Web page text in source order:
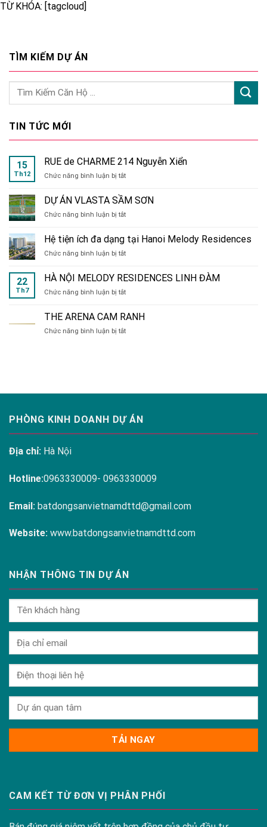
TỪ KHÓA: [tagcloud]
TÌM KIẾM DỰ ÁN
TIN TỨC MỚI
15
Th12
RUE de CHARME 214 Nguyễn Xiển
Chức năng bình luận bị tắtở
de
CHARME
214
Xiển
DỰ ÁN VLASTA SẦM SƠN
Chức năng bình luận bị tắtở
ÁN
VLASTA
SẦM
Hệ tiện ích đa dạng tại Hanoi Melody Residences
Chức năng bình luận bị tắtở
tiện
ích
đa
tại
Melody
22
Th7
HÀ NỘI MELODY RESIDENCES LINH ĐÀM
Chức năng bình luận bị tắtở
NỘI
MELODY
RESIDENCES
THE ARENA CAM RANH
Chức năng bình luận bị tắtở
PHÒNG KINH DOANH DỰ ÁN
Địa chỉ: Hà Nội
Hotline:0963330009- 0963330009
Email: batdongsanvietnamdttd@gmail.com
Website: www.batdongsanvietnamdttd.com
NHẬN THÔNG TIN DỰ ÁN
CAM KẾT TỪ ĐƠN VỊ PHÂN PHỐI